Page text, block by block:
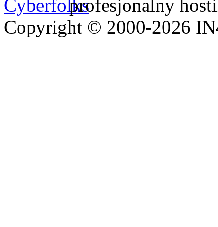
profesjonalny
Copyright © 2000-2026